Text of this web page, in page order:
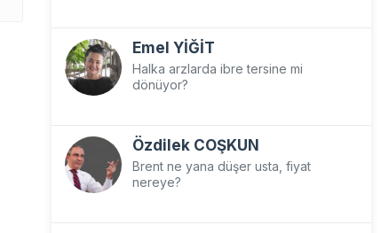
Emel YİĞİT
Halka arzlarda ibre tersine mi
dönüyor?
Özdilek COŞKUN
Brent ne yana düşer usta, fiyat
nereye?